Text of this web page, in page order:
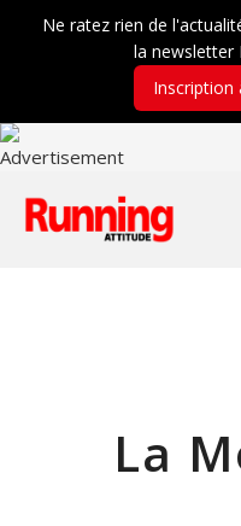
La
Ne ratez rien de
la newsletter
Inscription